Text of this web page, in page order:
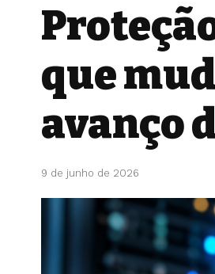
que
avanço
9 de junho de 2026